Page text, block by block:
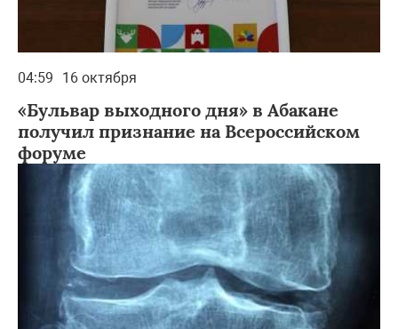
04:59 16 октября
«Бульвар выходного дня» в Абакане
получил признание на Всероссийском
форуме